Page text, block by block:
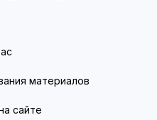
материалов
сайте